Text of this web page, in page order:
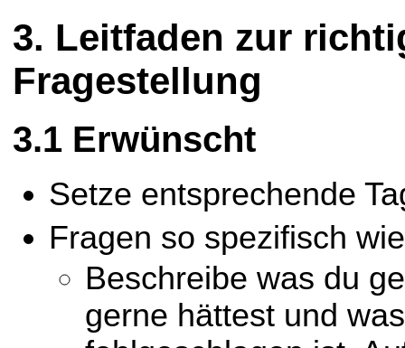
Leitfaden zur
Fragestellung
Erwünscht
Setze entsprechende
Fragen so spezifisch
Beschreibe was du
gerne hättest und